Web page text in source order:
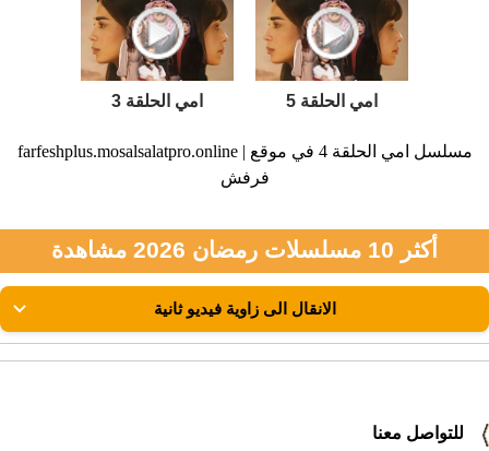
امي الحلقة 5 امي الحلقة 3
farfeshplus.mosalsalatpro.online | مسلسل امي الحلقة 4 في موقع
فرفش
أكثر 10 مسلسلات رمضان 2026 مشاهدة
للتواصل معنا